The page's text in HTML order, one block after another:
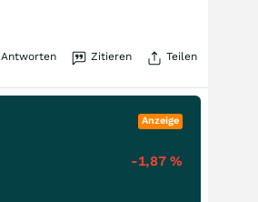
Antworten Zitieren Teilen
Anzeige
-1,87%